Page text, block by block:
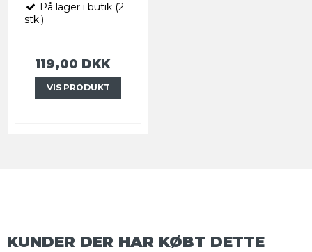
På lager i butik (2
stk.)
119,00 DKK
VIS PRODUKT
KUNDER DER HAR KØBT DETTE